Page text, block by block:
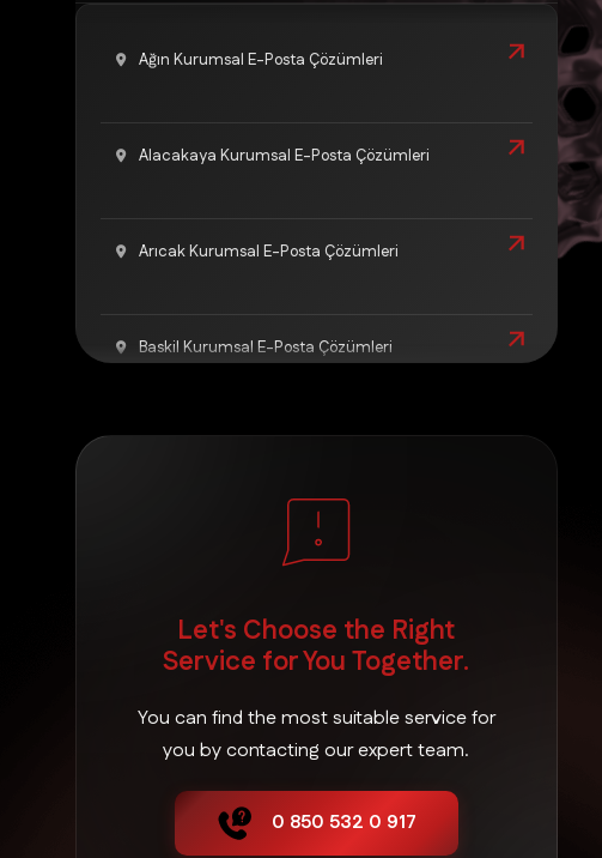
Ağın Kurumsal E-Posta Çözümleri
Alacakaya Kurumsal E-Posta Çözümleri
Arıcak Kurumsal E-Posta Çözümleri
Baskil Kurumsal E-Posta Çözümleri
Keban Kurumsal E-Posta Çözümleri
Kovancılar Kurumsal E-Posta Çözümleri
Maden Kurumsal E-Posta Çözümleri
Merkez Kurumsal E-Posta Çözümleri
Let's Choose the Right
Service for You Together.
You can find the most suitable service for
you by contacting our expert team.
0 850 532 0 917